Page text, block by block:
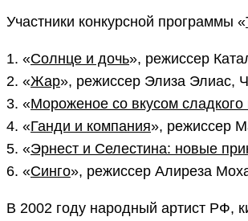
Участники конкурсной программы «
1. «Солнце и дочь», режиссер
2. «Жар», режиссер Элиза Элиас,
3. «Мороженое со вкусом сладкого
4. «Ганди и компания», режиссер
5. «Эрнест и Селестина: новые
6. «Синго», режиссер Алиреза
В 2002 году народный артист РФ,